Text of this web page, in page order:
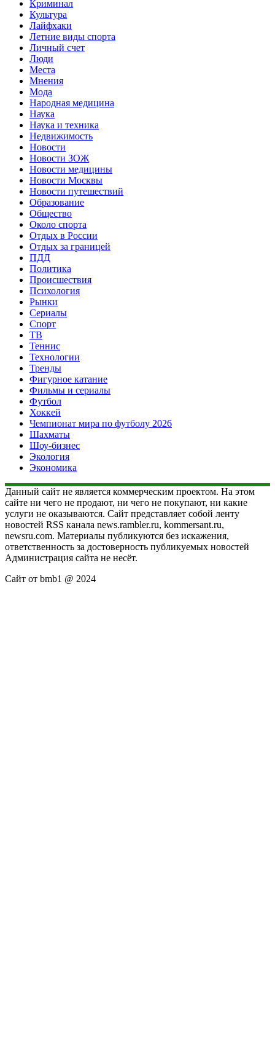
Криминал
Культура
Лайфхаки
Летние виды спорта
Личный счет
Люди
Места
Мнения
Мода
Народная медицина
Наука
Наука и техника
Недвижимость
Новости
Новости ЗОЖ
Новости медицины
Новости Москвы
Новости путешествий
Образование
Общество
Около спорта
Отдых в России
Отдых за границей
ПДД
Политика
Происшествия
Психология
Рынки
Сериалы
Спорт
ТВ
Теннис
Технологии
Тренды
Фигурное катание
Фильмы и сериалы
Футбол
Хоккей
Чемпионат мира по футболу 2026
Шахматы
Шоу-бизнес
Экология
Экономика
Данный сайт не является коммерческим проектом. На этом
сайте ни чего не продают, ни чего не покупают, ни какие
услуги не оказываются. Сайт представляет собой ленту
новостей RSS канала news.rambler.ru, kommersant.ru,
newsru.com. Материалы публикуются без искажения,
ответственность за достоверность публикуемых новостей
Администрация сайта не несёт.
Сайт от bmb1 @ 2024